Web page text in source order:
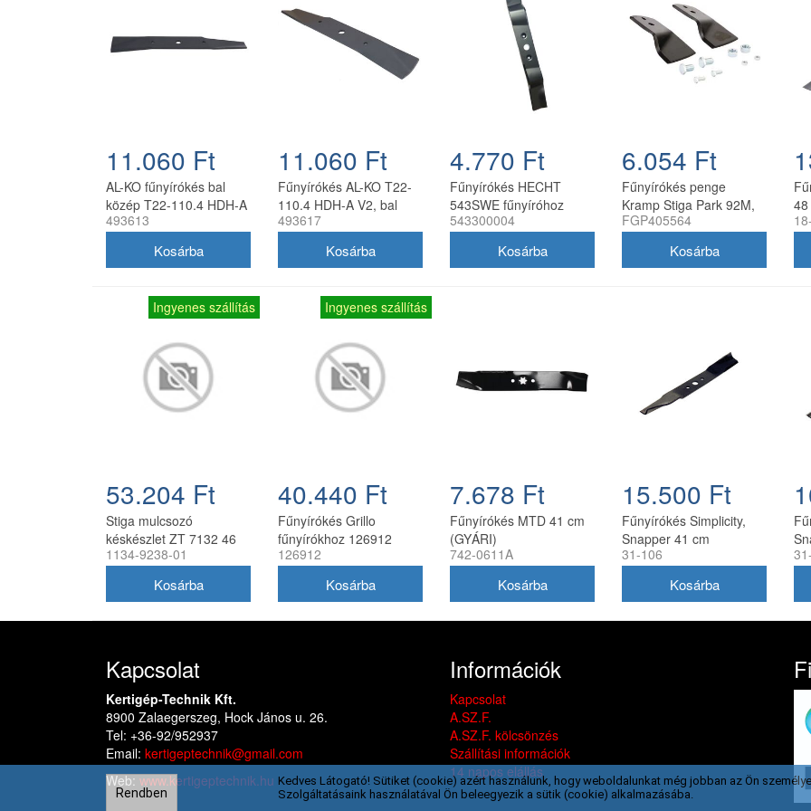
11.060 Ft
AL-KO fűnyírókés bal
közép T22-110.4 HDH-A
V2 40 cm
493613
11.060 Ft
Fűnyírókés AL-KO T22-
110.4 HDH-A V2, bal
oldali, 40 cm
493617
4.770 Ft
Fűnyírókés HECHT
543SWE fűnyíróhoz
2020-21
543300004
6.054 Ft
Fűnyírókés penge
Kramp Stiga Park 92M,
107M, Villa 92M, 107M
FGP405564
Ingyenes szállítás
53.204 Ft
Stiga mulcsozó
késkészlet ZT 7132 46
cm (3 db/csomag) 1134-
1134-9238-01
Ingyenes szállítás
40.440 Ft
Fűnyírókés Grillo
fűnyírókhoz 126912
126912
7.678 Ft
Fűnyírókés MTD 41 cm
(GYÁRI)
742-0611A
15.500 Ft
Fűnyírókés Simplicity,
Snapper 41 cm
(1704856SM)
31-106
Kapcsolat
Kertigép-Technik Kft.
8900 Zalaegerszeg, Hock János u. 26.
Tel: +36-92/952937
Email: kertigeptechnik@gmail.com
Web:www.kertigeptechnik.hu
Információk
Kapcsolat
A.SZ.F.
A.SZ.F. kölcsönzés
Szállítási információk
14 napos elállás
Rendben
Kedves Látogató! Sütiket (cookie) azért használunk, hogy weboldalunkat még jobban az Ön
Szolgáltatásaink használatával Ön beleegyezik a sütik (cookie) alkalmazásába.